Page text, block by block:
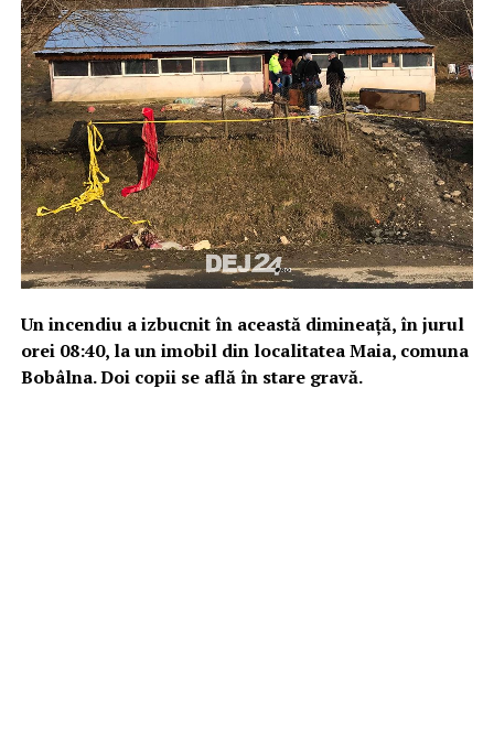
Un incendiu a izbucnit în această dimineață, în jurul
orei 08:40, la un imobil din localitatea Maia, comuna
Bobâlna. Doi copii se află în stare gravă.